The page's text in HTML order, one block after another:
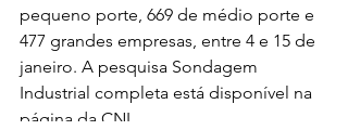
pequeno porte, 669 de médio porte e
477 grandes empresas, entre 4 e 15 de
janeiro. A pesquisa Sondagem
Industrial completa está disponível na
página da CNI.